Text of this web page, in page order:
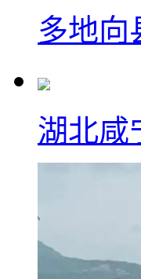
多地向
湖北咸